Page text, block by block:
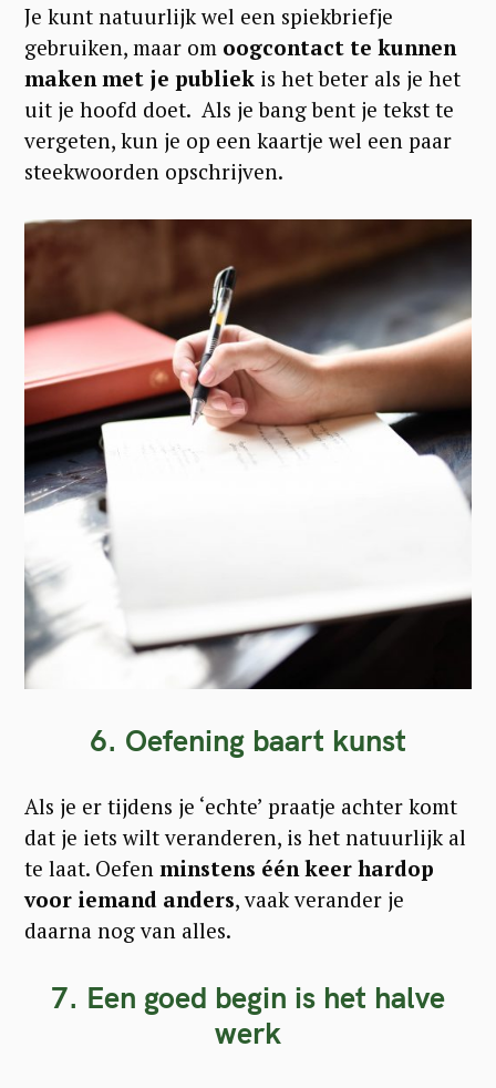
Je kunt natuurlijk wel een spiekbriefje
gebruiken, maar om oogcontact te kunnen
maken met je publiek is het beter als je het
uit je hoofd doet. Als je bang bent je tekst te
vergeten, kun je op een kaartje wel een paar
steekwoorden opschrijven.
6. Oefening baart kunst
Als je er tijdens je ‘echte’ praatje achter komt
dat je iets wilt veranderen, is het natuurlijk al
te laat. Oefen minstens één keer hardop
voor iemand anders, vaak verander je
daarna nog van alles.
7. Een goed begin is het halve
werk